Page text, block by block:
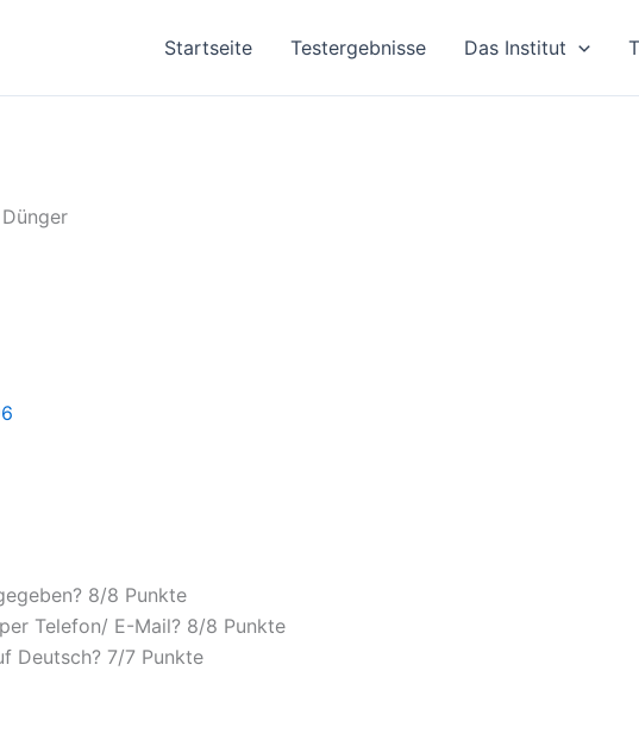
Startseite Testergebnisse Das Institut
8/8 Punkte
Telefon/ E-Mail? 8/8 Punkte
Deutsch? 7/7 Punkte